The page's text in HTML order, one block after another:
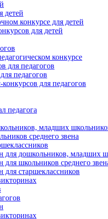
детей
конкурсе для детей
для детей
конкурсе
для педагогов
педагогов
конкурсов для педагогов
педагога
младших
среднего звена
для дошкольников, младших
для школьников среднего
для старшеклассников